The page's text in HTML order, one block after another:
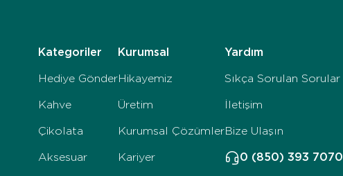
Kategoriler
Hediye Gönder
Kahve
Çikolata
Aksesuar
Kurumsal
Hikayemiz
Üretim
Kurumsal Çözümler
Kariyer
Yardım
Sıkça Sorulan Sorular
İletişim
Bize Ulaşın
0 (850) 393 7070